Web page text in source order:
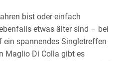
bist oder einfach
etwas älter sind – bei
spannendes Singletreffen
Maglio Di Colla gibt es